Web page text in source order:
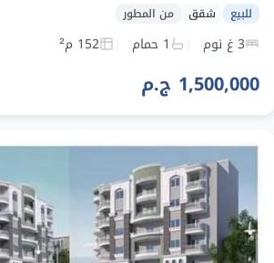
للبيع شقق من المطور
3 غ نوم 1 حمام 152 م²
1,500,000 ج.م